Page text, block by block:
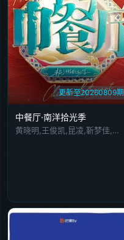
更新至20260809期
中餐厅·南洋拾光季
黄晓明,王俊凯,昆凌,靳梦佳,张雅琪,林述巍,戴军,瞿颖,汪涵,尹浩宇,袁一琦